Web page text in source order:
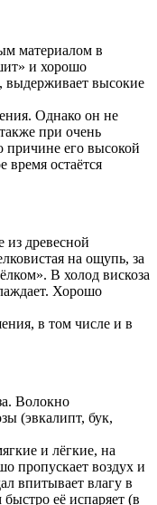
материалом в
и хорошо
выдерживает высокие
Однако он не
при очень
его высокой
время остаётся
из древесной
на ощупь, за
В холод вискоза
Хорошо
в том числе и в
Волокно
(эвкалипт, бук,
и лёгкие, на
пропускает воздух и
впитывает влагу в
её испаряет (в